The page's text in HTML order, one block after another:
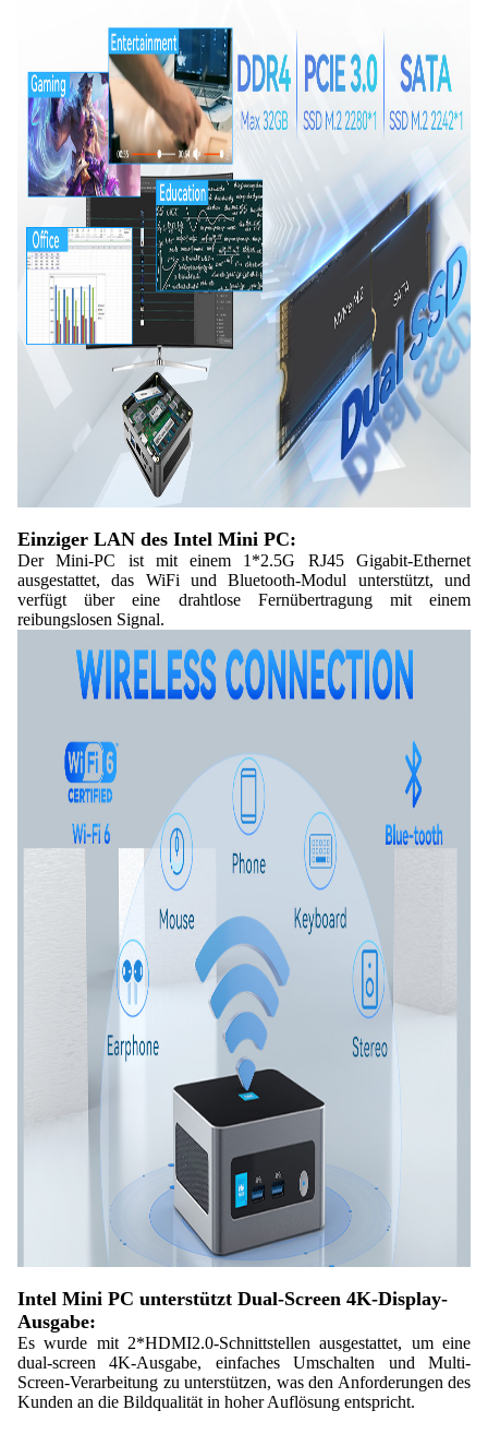
Einziger LAN des Intel Mini PC:
Der Mini-PC ist mit einem 1*2.5G RJ45 Gigabit-Ethernet
ausgestattet, das WiFi und Bluetooth-Modul unterstützt, und
verfügt über eine drahtlose Fernübertragung mit einem
reibungslosen Signal.
Intel Mini PC unterstützt Dual-Screen 4K-Display-
Ausgabe:
Es wurde mit 2*HDMI2.0-Schnittstellen ausgestattet, um eine
dual-screen 4K-Ausgabe, einfaches Umschalten und Multi-
Screen-Verarbeitung zu unterstützen, was den Anforderungen des
Kunden an die Bildqualität in hoher Auflösung entspricht.